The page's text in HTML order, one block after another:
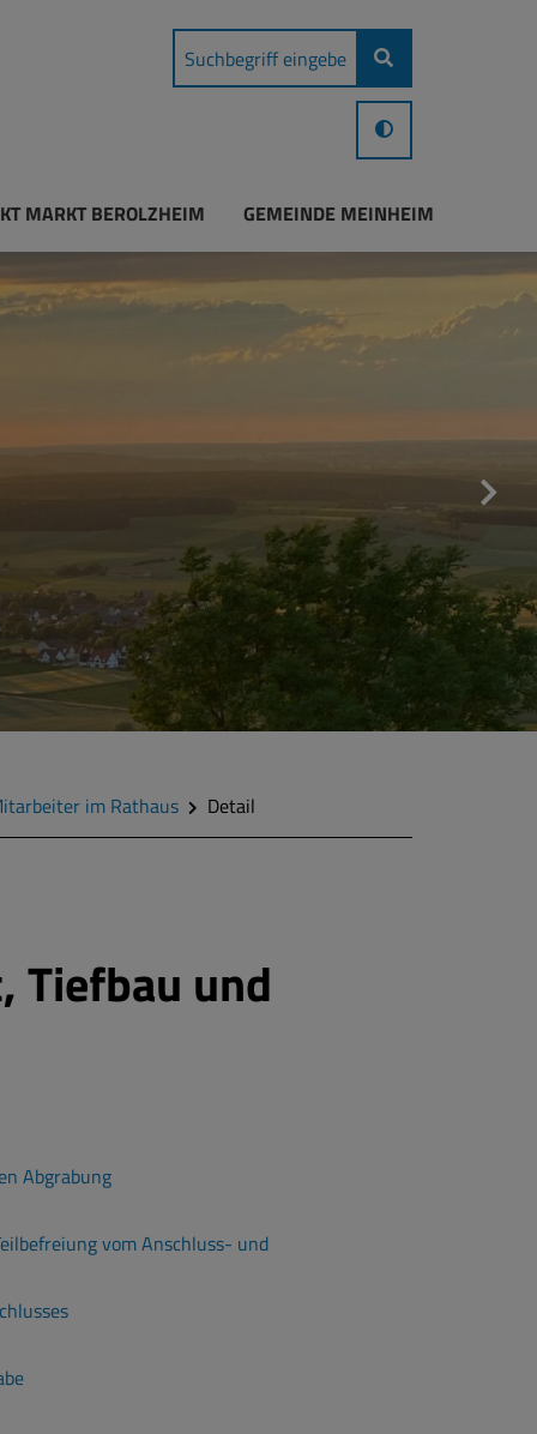
MARKT BEROLZHEIM GEMEINDE MEINHEIM
im Rathaus Detail
Tiefbau und
Abgrabung
vom Anschluss- und